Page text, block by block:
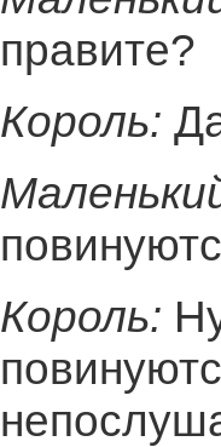
правите?
Король:
Король: